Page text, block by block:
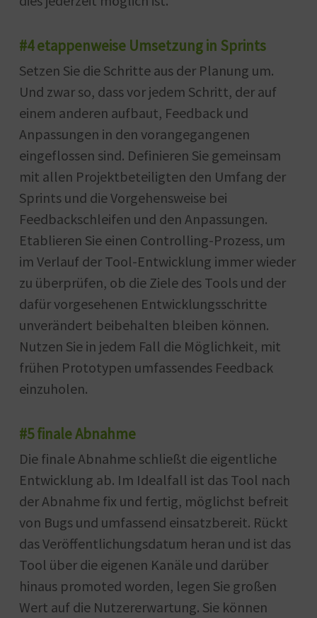
#4 etappenweise Umsetzung in Sprints
Setzen Sie die Schritte aus der Planung um.
Und zwar so, dass vor jedem Schritt, der auf
einem anderen aufbaut, Feedback und
Anpassungen in den vorangegangenen
eingeflossen sind. Definieren Sie gemeinsam
mit allen Projektbeteiligten den Umfang der
Sprints und die Vorgehensweise bei
Feedbackschleifen und den Anpassungen.
Etablieren Sie einen Controlling-Prozess, um
im Verlauf der Tool-Entwicklung immer wieder
zu überprüfen, ob die Ziele des Tools und der
dafür vorgesehenen Entwicklungsschritte
unverändert beibehalten bleiben können.
Nutzen Sie in jedem Fall die Möglichkeit, mit
frühen Prototypen umfassendes Feedback
einzuholen.
#5 finale Abnahme
Die finale Abnahme schließt die eigentliche
Entwicklung ab. Im Idealfall ist das Tool nach
der Abnahme fix und fertig, möglichst befreit
von Bugs und umfassend einsatzbereit. Rückt
das Veröffentlichungsdatum heran und ist das
Tool über die eigenen Kanäle und darüber
hinaus promoted worden, legen Sie großen
Wert auf die Nutzererwartung. Sie können